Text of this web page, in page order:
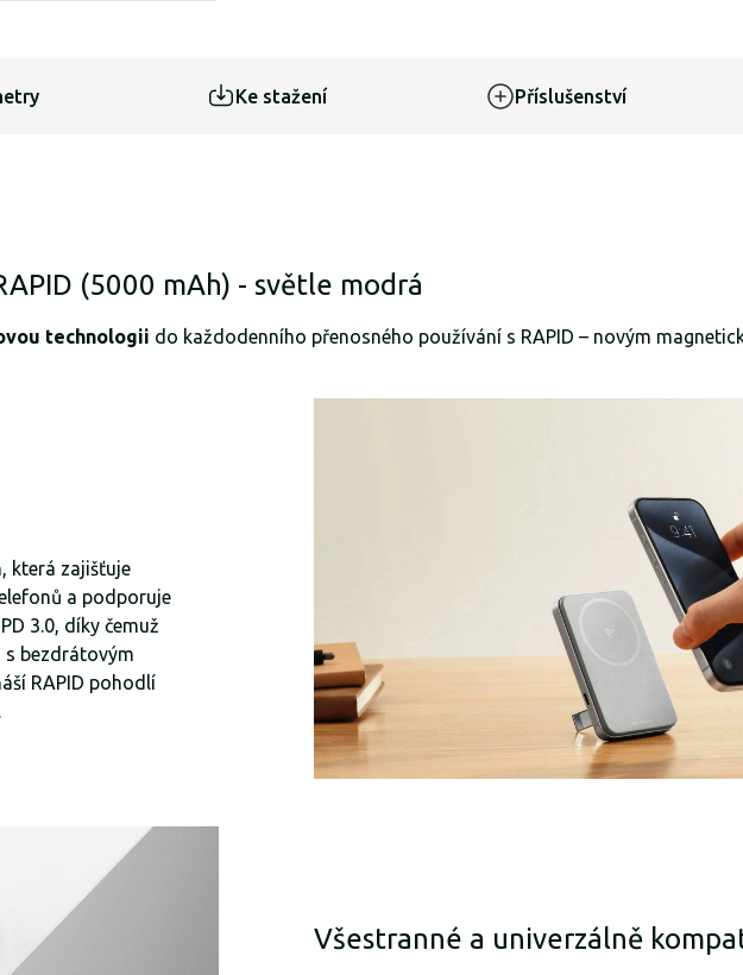
Ke stažení Příslušenství
(5000 mAh) - světle modrá
technologii do každodenního přenosného používání s RAPID – novým
, která zajišťuje
a podporuje
3.0, díky čemuž
s bezdrátovým
RAPID pohodlí
Všestranné a univerzálně